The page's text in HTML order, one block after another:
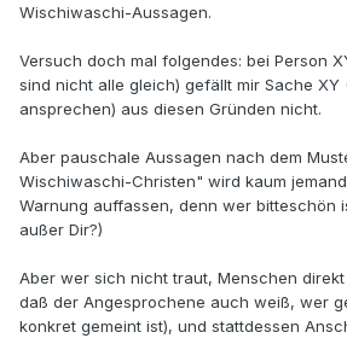
Wischiwaschi-Aussagen.
Versuch doch mal folgendes: bei Person
sind nicht alle gleich) gefällt mir Sache XY
ansprechen) aus diesen Gründen nicht.
Aber pauschale Aussagen nach dem
Wischiwaschi-Christen" wird kaum
Warnung auffassen, denn wer bitteschön
außer Dir?)
Aber wer sich nicht traut, Menschen
daß der Angesprochene auch weiß, wer
konkret gemeint ist), und stattdessen